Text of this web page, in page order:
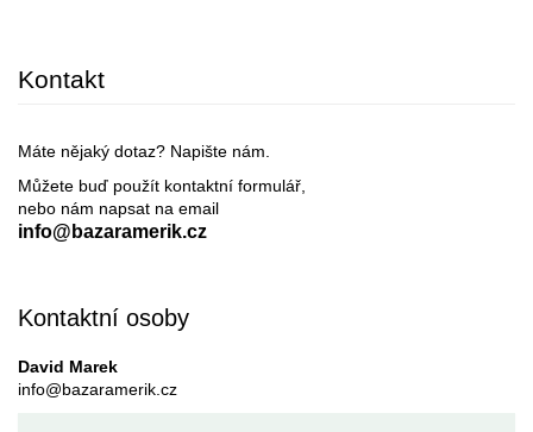
Kontakt
Máte nějaký dotaz? Napište nám.
Můžete buď použít kontaktní formulář,
nebo nám napsat na email
info@bazaramerik.cz
Kontaktní osoby
David Marek
info@bazaramerik.cz